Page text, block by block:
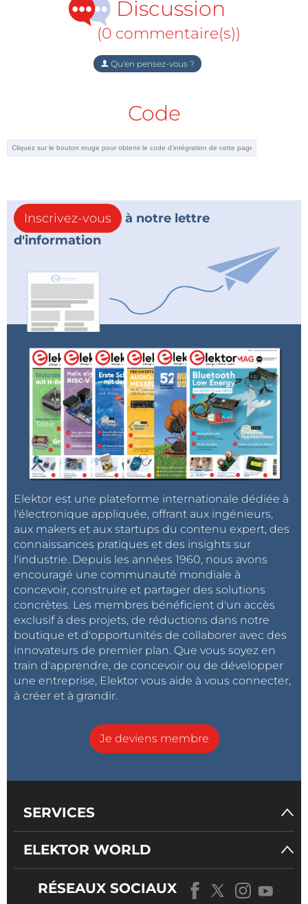
Discussion
(0 commentaire(s))
Qu'en pensez-vous ?
Code
Inscrivez-vous
à notre lettre
d'information
Elektor est une plateforme internationale dédiée à
l'électronique appliquée, offrant aux ingénieurs,
aux makers et aux startups du contenu expert, des
connaissances pratiques et des insights sur
l'industrie. Depuis les années 1960, nous avons
encouragé une communauté mondiale à
concevoir, construire et partager des solutions
concrètes. Les membres bénéficient d'un accès
exclusif à des projets, de réductions dans notre
boutique et d'opportunités de collaborer avec des
innovateurs de premier plan. Que vous soyez en
train d'apprendre, de concevoir ou de développer
une entreprise, Elektor vous aide à vous connecter,
à créer et à grandir.
Je deviens membre
SERVICES
ELEKTOR WORLD
RÉSEAUX SOCIAUX